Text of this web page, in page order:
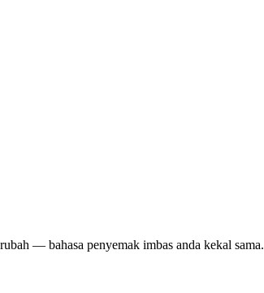
— bahasa penyemak imbas anda kekal sama.